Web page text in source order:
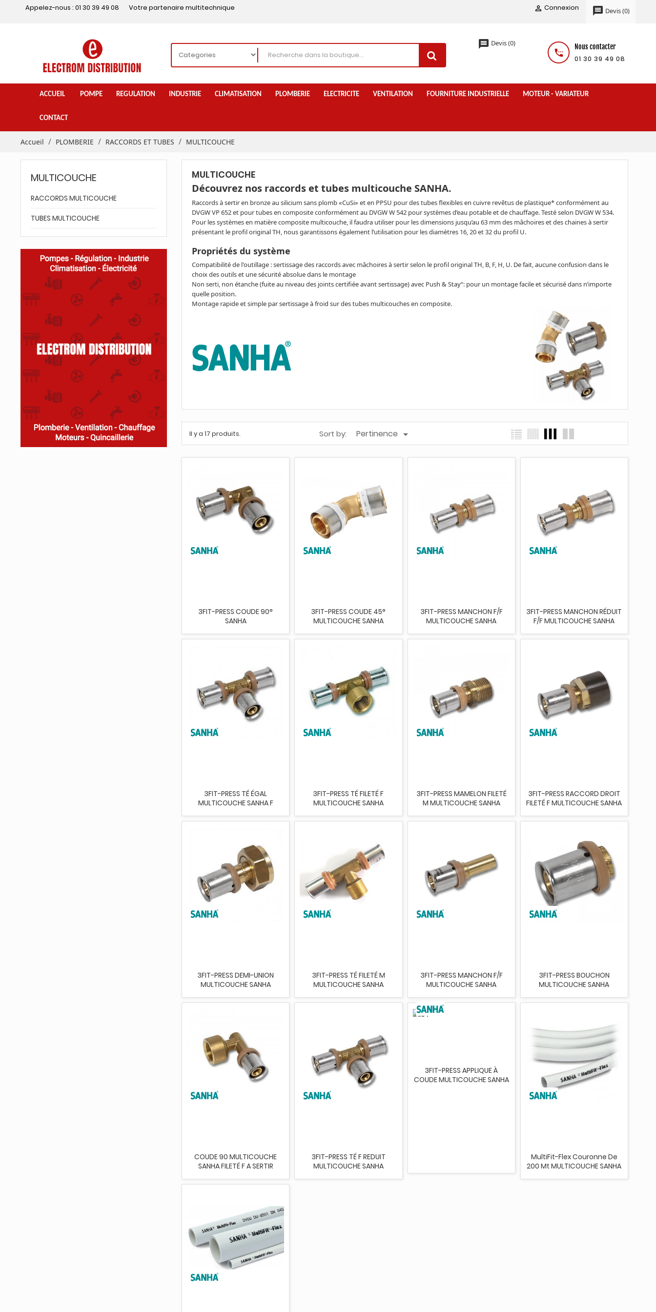
Appelez-nous : 01 30 39 49 08 Votre partenaire multitechnique  Connexion message Devis(0)
settings_phone
Nous contacter
01 30 39 49 08
message Devis(0)
ACCUEIL POMPE REGULATION INDUSTRIE CLIMATISATION PLOMBERIE ELECTRICITE VENTILATION FOURNITURE INDUSTRIELLE MOTEUR - VARIATEUR
CONTACT
Accueil PLOMBERIE RACCORDS ET TUBES MULTICOUCHE
MULTICOUCHE
RACCORDS MULTICOUCHE
TUBES MULTICOUCHE
MULTICOUCHE
Découvrez nos raccords et tubes multicouche SANHA.
Raccords à sertir en bronze au silicium sans plomb «CuSi» et en PPSU pour des tubes flexibles en cuivre revêtus de plastique* conformément au
DVGW VP 652 et pour tubes en composite conformément au DVGW W 542 pour systèmes d’eau potable et de chauffage. Testé selon DVGW W 534.
Pour les systèmes en matière composite multicouche, il faudra utiliser pour les dimensions jusqu’au 63 mm des mâchoires et des chaines à sertir
présentant le profil original TH, nous garantissons également l’utilisation pour les diamètres 16, 20 et 32 du profil U.
Propriétés du système
Compatibilité de l'outillage : sertissage des raccords avec mâchoires à sertir selon le profil original TH, B, F, H, U. De fait, aucune confusion dans le
choix des outils et une sécurité absolue dans le montage
Non serti, non étanche (fuite au niveau des joints certifiée avant sertissage) avec Push & Stay“: pour un montage facile et sécurisé dans n’importe
quelle position.
Montage rapide et simple par sertissage à froid sur des tubes multicouches en composite.
Il y a 17 produits. Sort by: Pertinence 
3FIT-PRESS COUDE 90°
SANHA
3FIT-PRESS COUDE 45°
MULTICOUCHE SANHA
3FIT-PRESS MANCHON F/F
MULTICOUCHE SANHA
3FIT-PRESS MANCHON RÉDUIT
F/F MULTICOUCHE SANHA
3FIT-PRESS TÉ ÉGAL
MULTICOUCHE SANHA F
3FIT-PRESS TÉ FILETÉ F
MULTICOUCHE SANHA
3FIT-PRESS MAMELON FILETÉ
M MULTICOUCHE SANHA
3FIT-PRESS RACCORD DROIT
FILETÉ F MULTICOUCHE SANHA
3FIT-PRESS DEMI-UNION
MULTICOUCHE SANHA
3FIT-PRESS TÉ FILETÉ M
MULTICOUCHE SANHA
3FIT-PRESS MANCHON F/F
MULTICOUCHE SANHA
3FIT-PRESS BOUCHON
MULTICOUCHE SANHA
COUDE 90 MULTICOUCHE
SANHA FILETÉ F A SERTIR
3FIT-PRESS TÉ F REDUIT
MULTICOUCHE SANHA
3FIT-PRESS APPLIQUE À
COUDE MULTICOUCHE SANHA
MultiFit-Flex Couronne De
200 Mt MULTICOUCHE SANHA